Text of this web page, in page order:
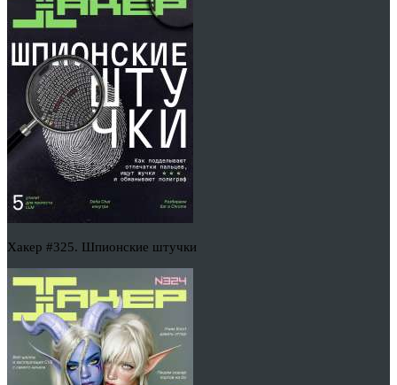
Хакер #325. Шпионские штучки